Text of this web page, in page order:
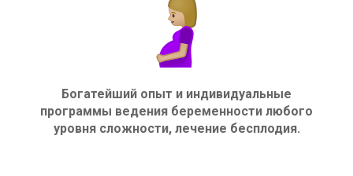
Богатейший опыт и индивидуальные
программы ведения беременности любого
уровня сложности, лечение бесплодия.